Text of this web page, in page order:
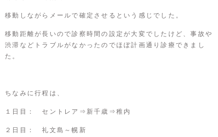
移動しながらメールで確定させるという感じでした。
移動距離が長いので診察時間の設定が大変でしたけど、事故や
渋滞などトラブルがなかったのでほぼ計画通り診療できまし
た。
ちなみに行程は、
１日目： セントレア⇒新千歳⇒稚内
２日目： 礼文島～幌新